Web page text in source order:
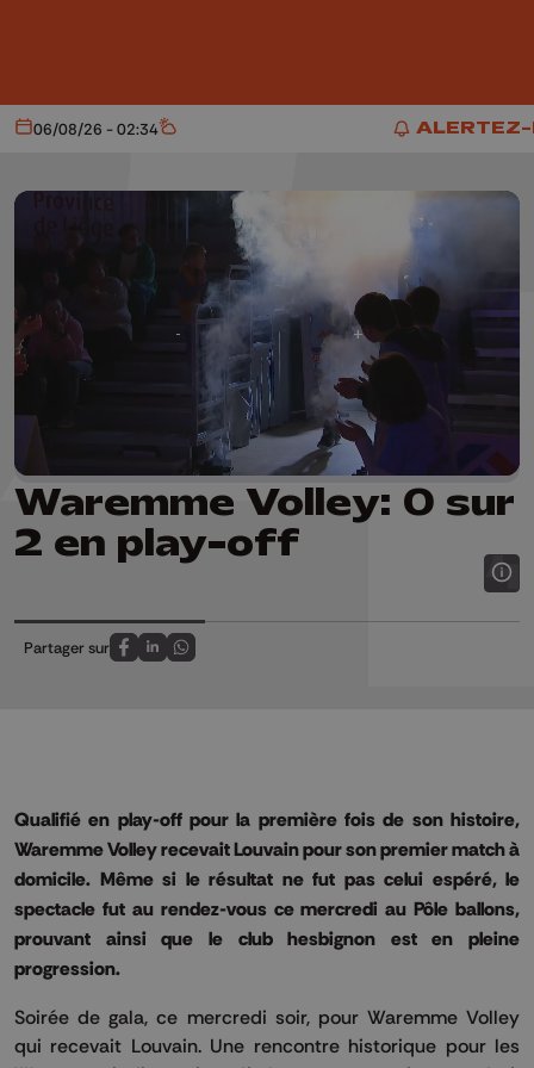
ALERTEZ-
ALERTEZ-
Aujourd'hui
06/08/26 - 02:34 Météo
Waremme Volley: 0 sur
2 en play-off
Partager sur
Partagez sur FaceBook
Partagez sur LinkedIn
Partagez sur Whatsapp
Qualifié en play-off pour la première fois de son histoire,
Waremme Volley recevait Louvain pour son premier match à
domicile. Même si le résultat ne fut pas celui espéré, le
spectacle fut au rendez-vous ce mercredi au Pôle ballons,
prouvant ainsi que le club hesbignon est en pleine
progression.
Soirée de gala, ce mercredi soir, pour Waremme Volley
qui recevait Louvain. Une rencontre historique pour les